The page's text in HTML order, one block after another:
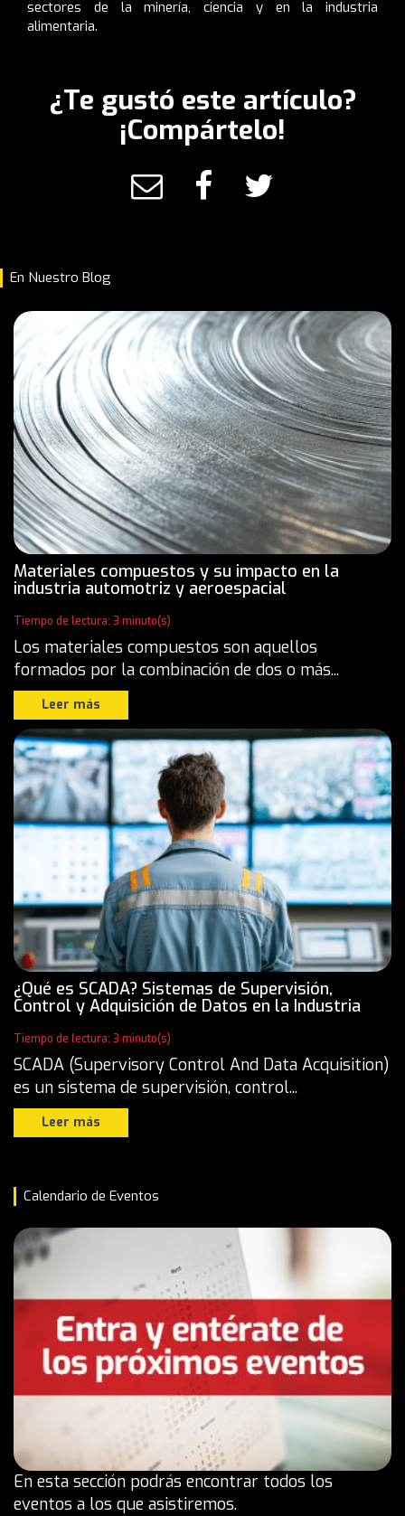
sectores de la minería, ciencia y en la industria
alimentaria.
¿Te gustó este artículo?
¡Compártelo!
En Nuestro Blog
Materiales compuestos y su impacto en la
industria automotriz y aeroespacial
Tiempo de lectura: 3 minuto(s)
Los materiales compuestos son aquellos
formados por la combinación de dos o más...
Leer más
¿Qué es SCADA? Sistemas de Supervisión,
Control y Adquisición de Datos en la Industria
Tiempo de lectura: 3 minuto(s)
SCADA (Supervisory Control And Data Acquisition)
es un sistema de supervisión, control...
Leer más
Calendario de Eventos
En esta sección podrás encontrar todos los
eventos a los que asistiremos.